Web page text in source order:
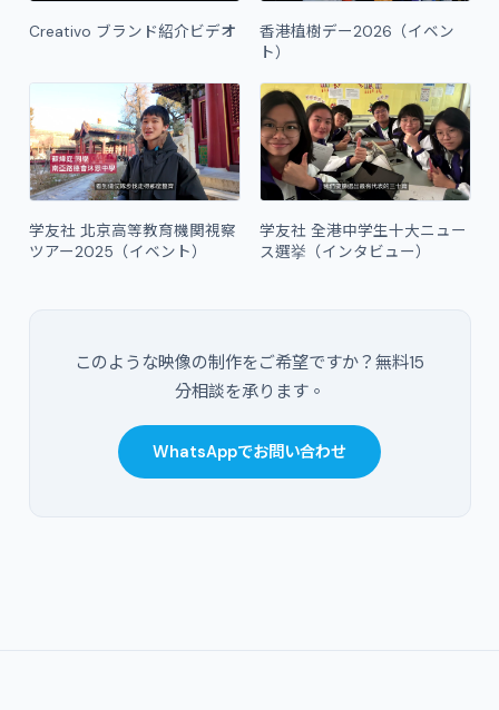
Creativo ブランド紹介ビデオ
香港植樹デー2026（イベン
ト）
学友社 北京高等教育機関視察
ツアー2025（イベント）
学友社 全港中学生十大ニュー
ス選挙（インタビュー）
このような映像の制作をご希望ですか？無料15
分相談を承ります。
WhatsAppでお問い合わせ